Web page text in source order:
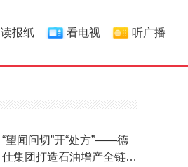
读报纸 看电视 听广播
“望闻问切”开“处方”——德
仕集团打造石油增产全链